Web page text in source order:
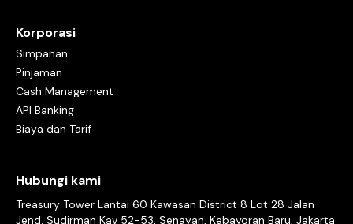
Korporasi
Simpanan
Pinjaman
Cash Management
API Banking
Biaya dan Tarif
Hubungi kami
Treasury Tower Lantai 60 Kawasan District 8 Lot 28 Jalan
Jend. Sudirman Kav 52-53, Senayan, Kebayoran Baru, Jakarta